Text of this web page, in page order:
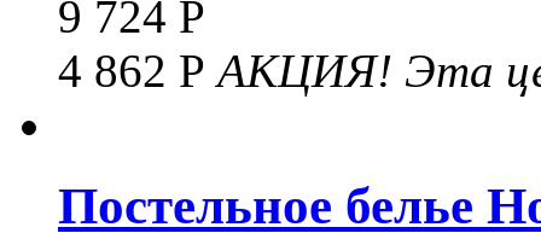
9 724 Р
4 862 РАКЦИЯ! Эта
Постельное белье